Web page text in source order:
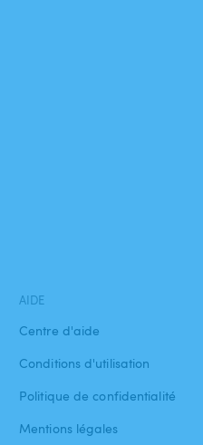
AIDE
Centre d'aide
Conditions d'utilisation
Politique de confidentialité
Mentions légales